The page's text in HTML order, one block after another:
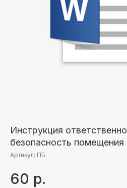
Инструкция
безопасность помещения
Артикул: ПБ
60 р.